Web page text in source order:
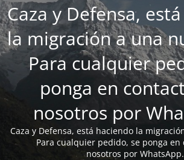
Caza y Defensa,
la migración a una
Para cualquier
ponga en
nosotros por
Caza y Defensa, está haciendo la
Para cualquier pedido, se ponga en
nosotros por WhatsApp.